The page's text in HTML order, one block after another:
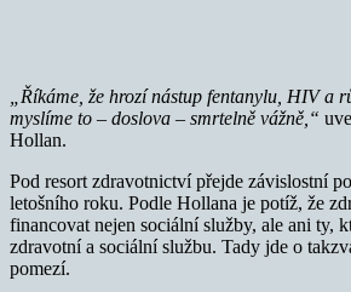
„Říkáme, že hrozí nástup fentanylu, HIV a
myslíme to – doslova – smrtelně vážně,“
Hollan.
Pod resort zdravotnictví přejde závislostní
letošního roku. Podle Hollana je potíž, že
financovat nejen sociální služby, ale ani ty,
zdravotní a sociální službu. Tady jde o
pomezí.